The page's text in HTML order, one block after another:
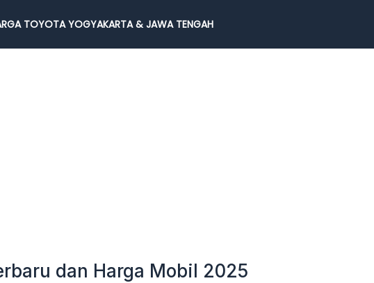
TOYOTA YOGYAKARTA & JAWA TENGAH
dan Harga Mobil 2025